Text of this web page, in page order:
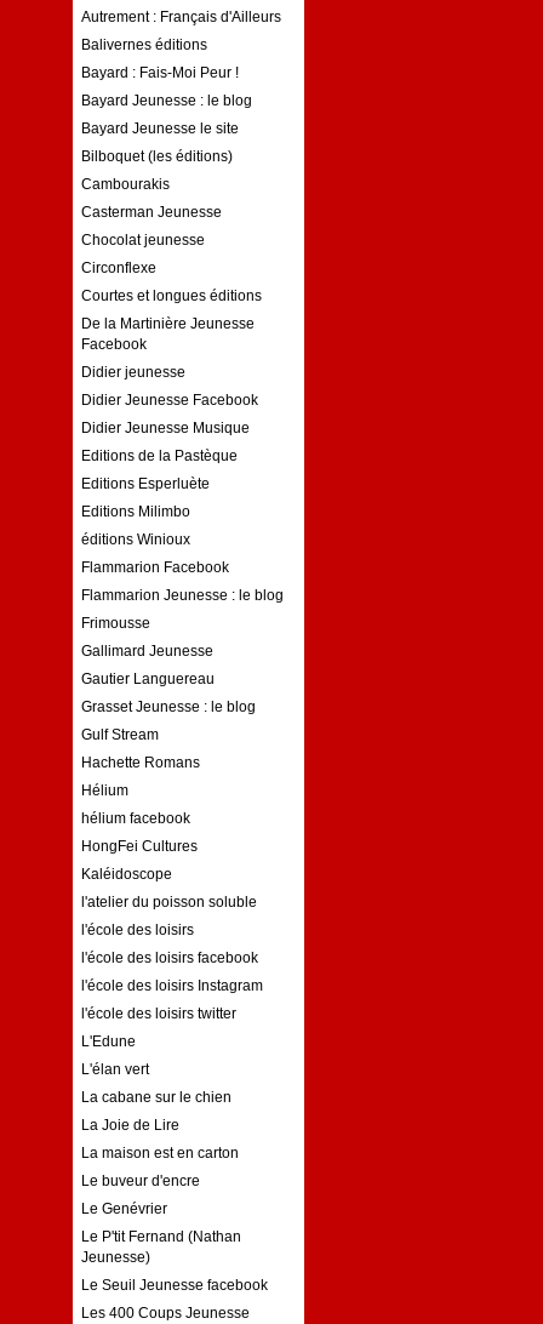
Autrement : Français d'Ailleurs
Balivernes éditions
Bayard : Fais-Moi Peur !
Bayard Jeunesse : le blog
Bayard Jeunesse le site
Bilboquet (les éditions)
Cambourakis
Casterman Jeunesse
Chocolat jeunesse
Circonflexe
Courtes et longues éditions
De la Martinière Jeunesse
Facebook
Didier jeunesse
Didier Jeunesse Facebook
Didier Jeunesse Musique
Editions de la Pastèque
Editions Esperluète
Editions Milimbo
éditions Winioux
Flammarion Facebook
Flammarion Jeunesse : le blog
Frimousse
Gallimard Jeunesse
Gautier Languereau
Grasset Jeunesse : le blog
Gulf Stream
Hachette Romans
Hélium
hélium facebook
HongFei Cultures
Kaléidoscope
l'atelier du poisson soluble
l'école des loisirs
l'école des loisirs facebook
l'école des loisirs Instagram
l'école des loisirs twitter
L'Edune
L'élan vert
La cabane sur le chien
La Joie de Lire
La maison est en carton
Le buveur d'encre
Le Genévrier
Le P'tit Fernand (Nathan
Jeunesse)
Le Seuil Jeunesse facebook
Les 400 Coups Jeunesse